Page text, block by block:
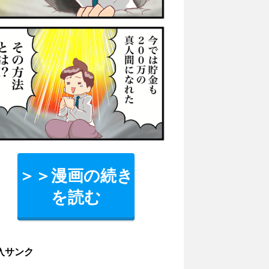
＞＞漫画の続き
を読む
サンク